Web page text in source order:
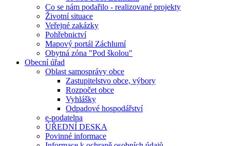
Co se nám podařilo - realizované projekty
Životní situace
Veřejné zakázky
Pohřebnictví
Mapový portál Záchlumí
Obytná zóna "Pod školou"
Obecní úřad
Oblast samosprávy obce
Zastupitelstvo obce, výbory
Rozpočet obce
Vyhlášky
Odpadové hospodářství
e-podatelna
ÚŘEDNÍ DESKA
Povinné informace